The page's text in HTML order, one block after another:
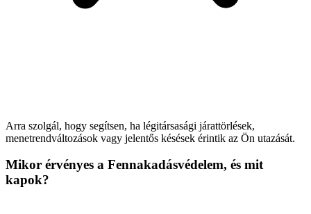
Arra szolgál, hogy segítsen, ha légitársasági járattörlések,
menetrendváltozások vagy jelentős késések érintik az Ön utazását.
Mikor érvényes a Fennakadásvédelem, és mit
kapok?